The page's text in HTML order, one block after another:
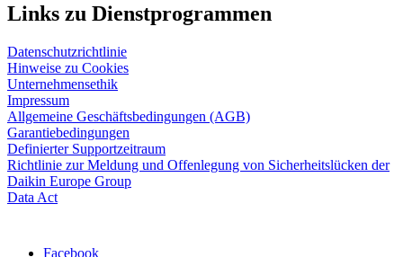
Links zu Dienstprogrammen
Datenschutzrichtlinie
Hinweise zu Cookies
Unternehmensethik
Impressum
Allgemeine Geschäftsbedingungen (AGB)
Garantiebedingungen
Definierter Supportzeitraum
Richtlinie zur Meldung und Offenlegung von Sicherheitslücken der
Daikin Europe Group
Data Act
Facebook